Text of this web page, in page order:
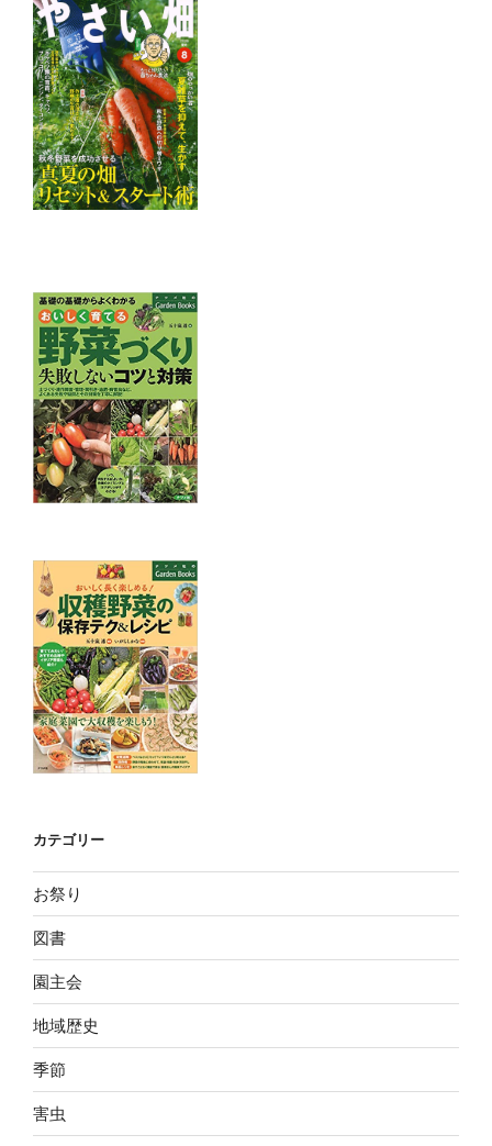
カテゴリー
お祭り
図書
園主会
地域歴史
季節
害虫